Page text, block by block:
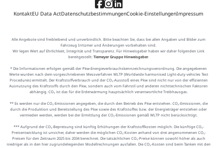
KontaktEU Data ActDatenschutzbestimmungenCookie-EinstellungenImpressum
Alle Angebote sind freibleibend und unverbindlich. Bitte beachten Sie, dass bei allen Angaben und Bilder zum
Fahrzeug Irrtümer und Änderungen vorbehalten sind.
Wir legen Wert auf Ehrlichkeit, Integrität und Transparenz. Für Hinweisgeber haben wir daher folgenden Link
bereitgestellt: Tiemeyer Gruppe Hinweisgeber.
* Die Informationen erfolgen gemäß der Pkw-Energieverbrauchskennzeichnungsverordnung. Die angegebenen
Werte wurden nach dem vorgeschriebenen Messverfahren WLTP (Worldwide harmonised Light-duty vehicles Test
Procedures) ermittelt. Der Kraftstoffverbrauch und der CO₂-Ausstoß eines Pkw sind nicht nur von der effizienten
Ausnutzung des Kraftstoffs durch den Pkw, sondern auch vom Fahrstil und anderen nichttechnischen Faktoren
abhängig. CO₂ ist das für die Erderwärmung hauptsächlich verantwortliche Treibhausgas.
** Es werden nur die CO₂-Emissionen angegeben, die durch den Betrieb des Pkw entstehen. CO₂-Emissionen, die
durch die Produktion und Bereitstellung des Pkw sowie des Kraftstoffes bzw. der Energieträger entstehen oder
vermieden werden, werden bei der Ermittlung der CO₂-Emissionen gemäß WLTP nicht berücksichtigt.
*** Aufgrund der CO₂-Bepreisung sind künftig Erhöhungen der Kraftstoffkosten möglich. Die künftige CO₂-
Preisentwicklung ist unsicher, daher werden die möglichen CO₂-Kosten anhand von drei angenommenen CO₂-
Preisen für den Zeitraum 2025 bis 2034 berechnet. Die tatsächlichen CO₂-Preise können sowohl höher als auch
niedriger als in den hier zugrundeliegenden Modellrechnungen ausfallen. Die CO₂-Kosten sind beim Tanken mit den